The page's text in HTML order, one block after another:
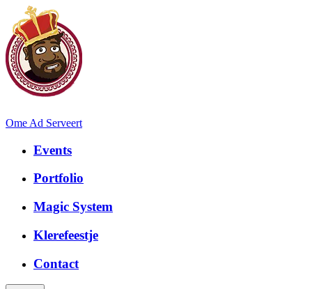
Ome Ad Serveert
Events
Portfolio
Magic System
Klerefeestje
Contact